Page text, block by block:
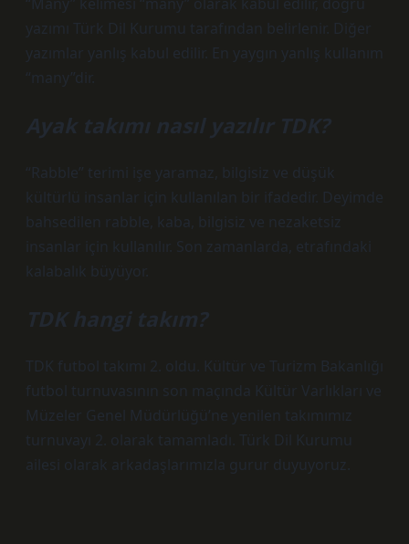
yazımı Türk Dil Kurumu tarafından belirlenir. Diğer
yazımlar yanlış kabul edilir. En yaygın yanlış kullanım
“many”dir.
Ayak takımı nasıl yazılır TDK?
“Rabble” terimi işe yaramaz, bilgisiz ve düşük
kültürlü insanlar için kullanılan bir ifadedir. Deyimde
bahsedilen rabble, kaba, bilgisiz ve nezaketsiz
insanlar için kullanılır. Son zamanlarda, etrafındaki
kalabalık büyüyor.
TDK hangi takım?
TDK futbol takımı 2. oldu. Kültür ve Turizm Bakanlığı
futbol turnuvasının son maçında Kültür Varlıkları ve
Müzeler Genel Müdürlüğü’ne yenilen takımımız
turnuvayı 2. olarak tamamladı. Türk Dil Kurumu
ailesi olarak arkadaşlarımızla gurur duyuyoruz.